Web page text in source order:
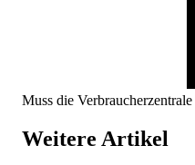
Muss die
Weitere Artikel